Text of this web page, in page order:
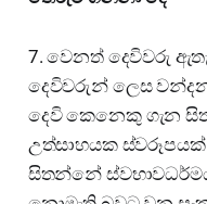
7. වෙනත් දෙවිවරු
දෙවිවරුන් ලෙස
දෙවි කෙනෙකු ගැන
උත්සාහයක
සිතන්නේ